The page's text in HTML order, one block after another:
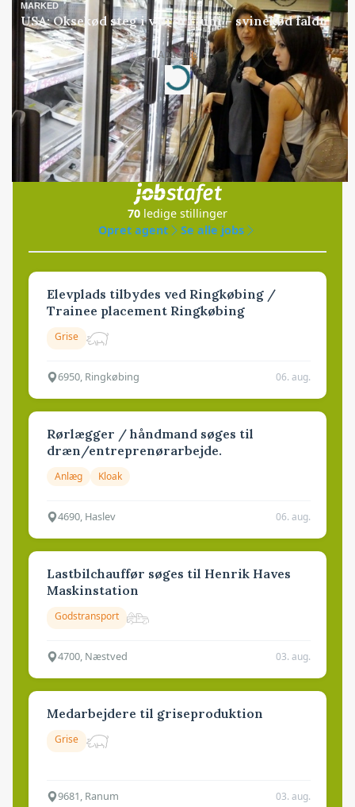
MARKED
USA: Oksekød steg i værdi i juni – svinekød faldt
Annonce
Loading...
Jobs
i samarbejde med
70 ledige stillinger
Opret agent
Se alle jobs
Elevplads tilbydes ved Ringkøbing /
Trainee placement Ringkøbing
Grise
6950, Ringkøbing 06. aug.
Rørlægger / håndmand søges til
dræn/entreprenørarbejde.
Anlæg Kloak
4690, Haslev 06. aug.
Lastbilchauffør søges til Henrik Haves
Maskinstation
Godstransport
4700, Næstved 03. aug.
Medarbejdere til griseproduktion
Grise
9681, Ranum 03. aug.